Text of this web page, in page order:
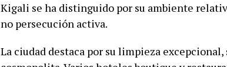
Kigali se ha distinguido por su ambiente
no persecución activa.
La ciudad destaca por su limpieza